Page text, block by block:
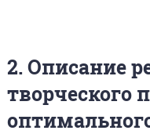
2. Описание
творческого